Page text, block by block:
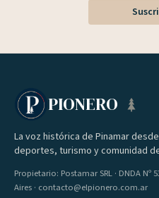
PIONERO
La voz histórica de Pinamar
deportes, turismo y comunidad
Propietario: Postamar SRL · DNDA Nº
Aires · contacto@elpionero.com.ar